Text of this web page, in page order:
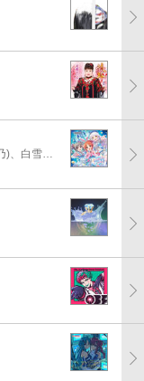
桐生つかさ(CV:河瀬茉希)、木村夏樹(CV:安野希世乃)、白雪千夜(CV:関口理咲)